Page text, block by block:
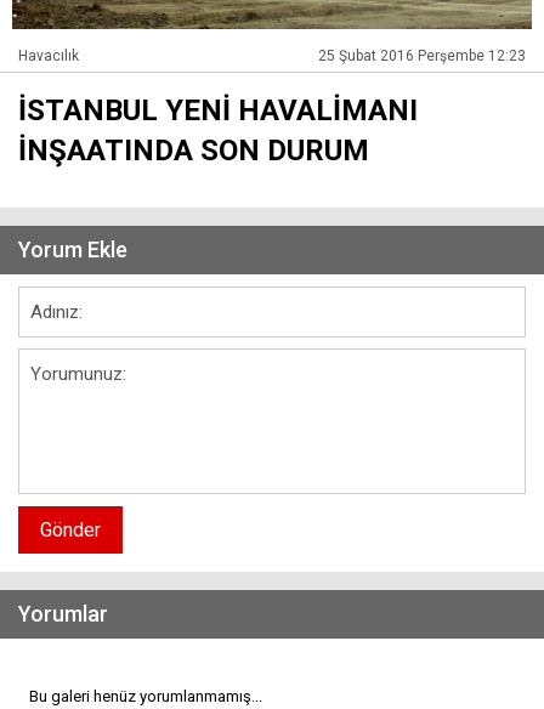
Havacılık 25 Şubat 2016 Perşembe 12:23
İSTANBUL YENİ HAVALİMANI
İNŞAATINDA SON DURUM
Yorum Ekle
Gönder
Yorumlar
Bu galeri henüz yorumlanmamış...